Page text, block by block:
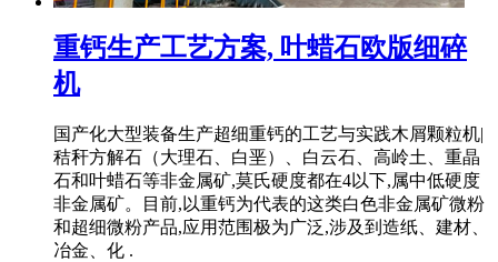
重钙生产工艺方案, 叶蜡石欧版细碎
机
国产化大型装备生产超细重钙的工艺与实践木屑颗粒机|
秸秆方解石（大理石、白垩）、白云石、高岭土、重晶
石和叶蜡石等非金属矿,莫氏硬度都在4以下,属中低硬度
非金属矿。目前,以重钙为代表的这类白色非金属矿微粉
和超细微粉产品,应用范围极为广泛,涉及到造纸、建材、
冶金、化 .